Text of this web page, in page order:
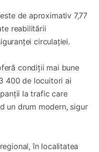
de aproximativ 7,77
reabilitării
circulației.
condiții mai bune
400 de locuitori ai
la trafic care
un drum modern, sigur
în localitatea